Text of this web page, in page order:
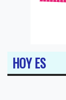
HOY ES